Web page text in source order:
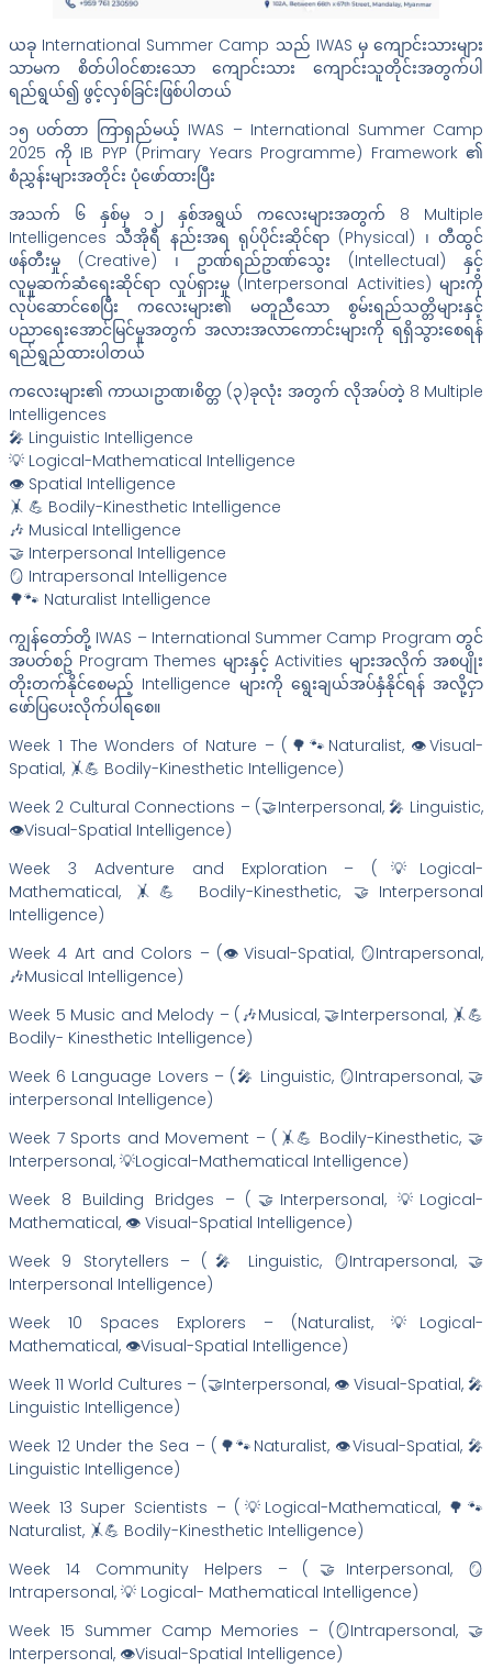
ယခု International Summer Camp သည် IWAS မှ ကျောင်းသားများ
သာမက စိတ်ပါ၀င်စားသော ကျောင်းသား ကျောင်းသူတိုင်းအတွက်ပါ
ရည်ရွယ်၍ ဖွင့်လှစ်ခြင်းဖြစ်ပါတယ်
၁၅ ပတ်တာ ကြာရှည်မယ့် IWAS – International Summer Camp
2025 ကို IB PYP (Primary Years Programme) Framework ၏
စံညွှန်းများအတိုင်း ပုံဖော်ထားပြီး
အသက် ၆ နှစ်မှ ၁၂ နှစ်အရွယ် ကလေးများအတွက် 8 Multiple
Intelligences သီအိုရီ နည်းအရ ရုပ်ပိုင်းဆိုင်ရာ (Physical) ၊ တီထွင်
ဖန်တီးမှု (Creative) ၊ ဥာဏ်ရည်ဥာဏ်သွေး (Intellectual) နှင့်
လူမှုဆက်ဆံရေးဆိုင်ရာ လှုပ်ရှားမှု (Interpersonal Activities) များကို
လုပ်ဆောင်စေပြီး ကလေးများ၏ မတူညီသော စွမ်းရည်သတ္တိများနှင့်
ပညာရေးအောင်မြင်မှုအတွက် အလားအလာကောင်းများကို ရရှိသွားစေရန်
ရည်ရွည်ထားပါတယ်
ကလေးများ၏ ကာယ၊ဥာဏ၊စိတ္တ (၃)ခုလုံး အတွက် လိုအပ်တဲ့ 8 Multiple
Intelligences
🎤 Linguistic Intelligence
💡 Logical-Mathematical Intelligence
👁️ Spatial Intelligence
🤸 💪 Bodily-Kinesthetic Intelligence
🎶 Musical Intelligence
🤝 Interpersonal Intelligence
🪞 Intrapersonal Intelligence
🌳🐾 Naturalist Intelligence
ကျွန်တော်တို့ IWAS – International Summer Camp Program တွင်
အပတ်စဥ် Program Themes များနှင့် Activities များအလိုက် အစပျိုး
တိုးတက်နိုင်စေမည့် Intelligence များကို ရွေးချယ်အပ်နှံနိုင်ရန် အလို့ငှာ
ဖော်ပြပေးလိုက်ပါရစေ။
Week 1 The Wonders of Nature – (🌳🐾Naturalist, 👁️Visual-
Spatial, 🤸💪 Bodily-Kinesthetic Intelligence)
Week 2 Cultural Connections – (🤝Interpersonal, 🎤 Linguistic,
👁️Visual-Spatial Intelligence)
Week 3 Adventure and Exploration – (💡Logical-
Mathematical, 🤸💪 Bodily-Kinesthetic, 🤝Interpersonal
Intelligence)
Week 4 Art and Colors – (👁️Visual-Spatial, 🪞Intrapersonal,
🎶Musical Intelligence)
Week 5 Music and Melody – (🎶Musical, 🤝Interpersonal, 🤸💪
Bodily- Kinesthetic Intelligence)
Week 6 Language Lovers – (🎤 Linguistic, 🪞Intrapersonal, 🤝
interpersonal Intelligence)
Week 7 Sports and Movement – (🤸💪 Bodily-Kinesthetic, 🤝
Interpersonal, 💡Logical-Mathematical Intelligence)
Week 8 Building Bridges – (🤝Interpersonal, 💡Logical-
Mathematical, 👁️ Visual-Spatial Intelligence)
Week 9 Storytellers – (🎤 Linguistic, 🪞Intrapersonal, 🤝
Interpersonal Intelligence)
Week 10 Spaces Explorers – (Naturalist, 💡Logical-
Mathematical, 👁️Visual-Spatial Intelligence)
Week 11 World Cultures – (🤝Interpersonal, 👁️ Visual-Spatial, 🎤
Linguistic Intelligence)
Week 12 Under the Sea – (🌳🐾Naturalist, 👁️Visual-Spatial, 🎤
Linguistic Intelligence)
Week 13 Super Scientists – (💡Logical-Mathematical, 🌳🐾
Naturalist, 🤸💪 Bodily-Kinesthetic Intelligence)
Week 14 Community Helpers – (🤝Interpersonal, 🪞
Intrapersonal, 💡 Logical- Mathematical Intelligence)
Week 15 Summer Camp Memories – (🪞Intrapersonal, 🤝
Interpersonal, 👁️Visual-Spatial Intelligence)